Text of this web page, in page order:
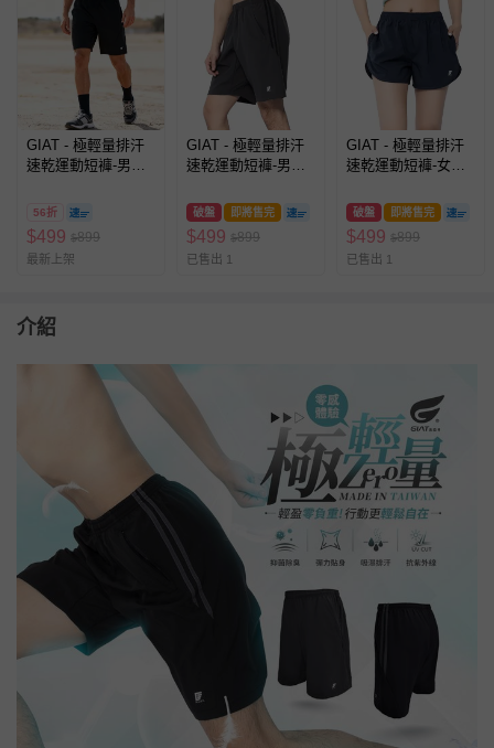
GIAT - 極輕量排汗
速乾運動短褲-男拼
56折
$499 $899
最新上架
GIAT - 極輕量排汗
速乾運動短褲-男側
破盤 即將售完
$499 $899
已售出 1
GIAT - 極輕量排汗
速乾運動短褲-女素
破盤 即將售完
$499 $899
已售出 1
介紹